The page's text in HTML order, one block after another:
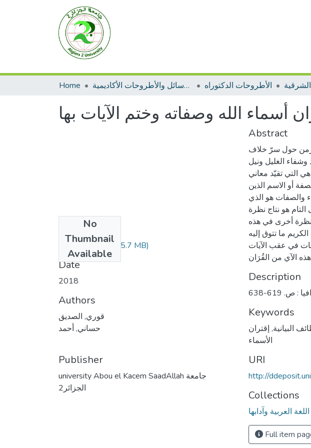
Home الرسائل والأطروحات الأكاديمية الأطروحات الدكتوراه
أسماء الله وصفاته وختم الآيات بها
No
Thumbnail
Available
قوري الصديق.pdf (5.7 MB)
Date
2018
Authors
قوري, الصديق
حساني, أحمد
Publisher
university Abou el Kacem SaadAllah جامعة
الجزائر2
Abstract
حول سرّ خلاف
الغليل ونيل
التي تقيّد معاني
أو الاسم الذين
والصفات هو الذي
هو نتاج نظرة
أخرى في هذه
ما تتوق إليه
في عقب الآيات
Description
: ص. 619-638
Keywords
البيانية,إقتران
الأسماء
URI
http://
Collections
العربية وآدابها
Full item